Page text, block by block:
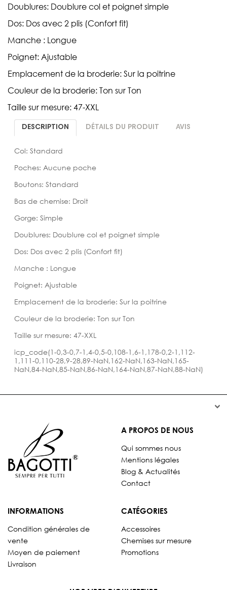
Doublures: Doublure col et poignet simple
Dos: Dos avec 2 plis (Confort fit)
Manche : Longue
Poignet: Ajustable
Emplacement de la broderie: Sur la poitrine
Couleur de la broderie: Ton sur Ton
Taille sur mesure: 47-XXL
DESCRIPTION DÉTAILS DU PRODUIT AVIS
Col: Standard
Poches: Aucune poche
Boutons: Standard
Bas de chemise: Droit
Gorge: Simple
Doublures: Doublure col et poignet simple
Dos: Dos avec 2 plis (Confort fit)
Manche : Longue
Poignet: Ajustable
Emplacement de la broderie: Sur la poitrine
Couleur de la broderie: Ton sur Ton
Taille sur mesure: 47-XXL
icp_code(1-0,3-0,7-1,4-0,5-0,108-1,6-1,178-0,2-1,112-
1,111-0,110-28,9-28,89-NaN,162-NaN,163-NaN,165-
NaN,84-NaN,85-NaN,86-NaN,164-NaN,87-NaN,88-NaN)


A PROPOS DE NOUS
Qui sommes nous
Mentions légales
Blog & Actualités
Contact
INFORMATIONS
Condition générales de
vente
Moyen de paiement
Livraison
CATÉGORIES
Accessoires
Chemises sur mesure
Promotions